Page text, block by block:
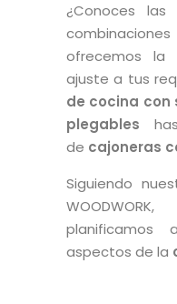
¿Conoces
ofrecemos la
ajuste a tus
de cocina con
plegables
de cajoneras
Siguiendo
aspectos de la